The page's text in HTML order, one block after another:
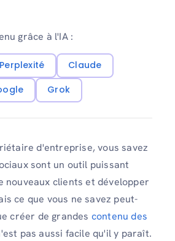
grâce à l'IA :
Perplexité
Claude
Grok
d'entreprise, vous savez
sont un outil puissant
nouveaux clients et développer
ce que vous ne savez peut-
créer de grandes contenu des
pas aussi facile qu'il y paraît.